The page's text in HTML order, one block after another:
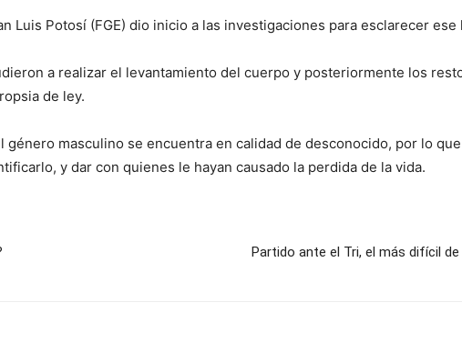
Luis Potosí (FGE) dio inicio a las investigaciones para esclarecer ese
a realizar el levantamiento del cuerpo y posteriormente los
de ley.
masculino se encuentra en calidad de desconocido, por lo
y dar con quienes le hayan causado la perdida de la vida.
Partido ante el Tri, el más difícil